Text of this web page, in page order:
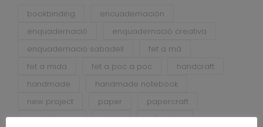
bookbinding
encuadernación
enquadernació
enquadernació creativa
enquadernacio sabadell
fet a mà
fet a mida
fet a poc a poc
handcraft
handmade
handmade notebook
new project
paper
papercraft
projecte nou
relier
religatura